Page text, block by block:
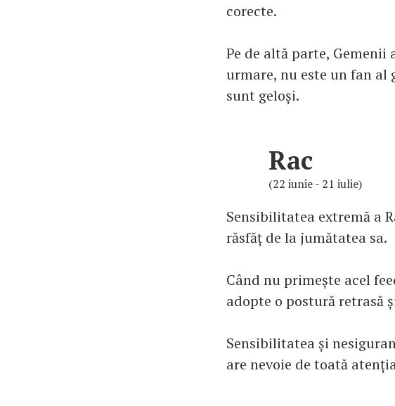
corecte.
Pe de altă parte,
urmare, nu este un fan al
sunt geloși.
Rac
(22 iunie - 21 iulie)
Sensibilitatea extremă a
răsfăț de la jumătatea sa.
Când nu primește acel
adopte o postură retrasă
Sensibilitatea și
are nevoie de toată